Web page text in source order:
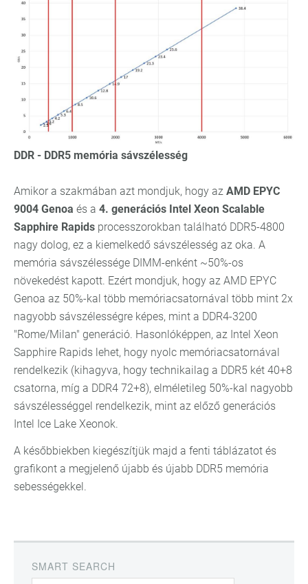
DDR - DDR5 memória sávszélesség
Amikor a szakmában azt mondjuk, hogy az AMD EPYC
9004 Genoa és a 4. generációs Intel Xeon Scalable
Sapphire Rapids processzorokban található DDR5-4800
nagy dolog, ez a kiemelkedő sávszélesség az oka. A
memória sávszélessége DIMM-enként ~50%-os
növekedést kapott. Ezért mondjuk, hogy az AMD EPYC
Genoa az 50%-kal több memóriacsatornával több mint 2x
nagyobb sávszélességre képes, mint a DDR4-3200
"Rome/Milan" generáció. Hasonlóképpen, az Intel Xeon
Sapphire Rapids lehet, hogy nyolc memóriacsatornával
rendelkezik (kihagyva, hogy technikailag a DDR5 két 40+8
csatorna, míg a DDR4 72+8), elméletileg 50%-kal nagyobb
sávszélességgel rendelkezik, mint az előző generációs
Intel Ice Lake Xeonok.
A későbbiekben kiegészítjük majd a fenti táblázatot és
grafikont a megjelenő újabb és újabb DDR5 memória
sebességekkel.
SMART SEARCH